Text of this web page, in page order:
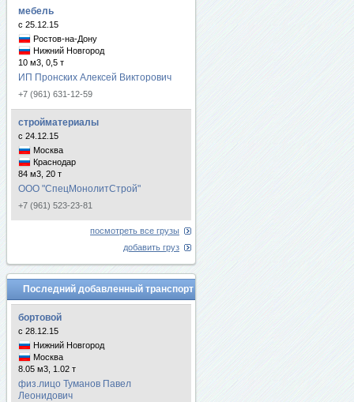
мебель
с 25.12.15
Ростов-на-Дону
Нижний Новгород
10 м3, 0,5 т
ИП Пронских Алексей Викторович
+7 (961) 631-12-59
стройматериалы
с 24.12.15
Москва
Краснодар
84 м3, 20 т
ООО "СпецМонолитСтрой"
+7 (961) 523-23-81
посмотреть все грузы
добавить груз
Последний добавленный транспорт
бортовой
с 28.12.15
Нижний Новгород
Москва
8.05 м3, 1.02 т
физ.лицо Туманов Павел
Леонидович